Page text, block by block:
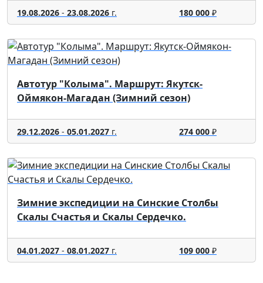
19.08.2026 - 23.08.2026 г. 180 000₽
Автотур "Колыма". Маршрут: Якутск-
Оймякон-Магадан (Зимний сезон)
29.12.2026 - 05.01.2027 г. 274 000₽
Зимние экспедиции на Синские Столбы
Скалы Счастья и Скалы Сердечко.
04.01.2027 - 08.01.2027 г. 109 000₽